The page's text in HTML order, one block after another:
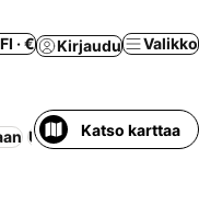
FI · € Kirjaudu Valikko
Uima-allas Wi-Fi
Katso karttaa